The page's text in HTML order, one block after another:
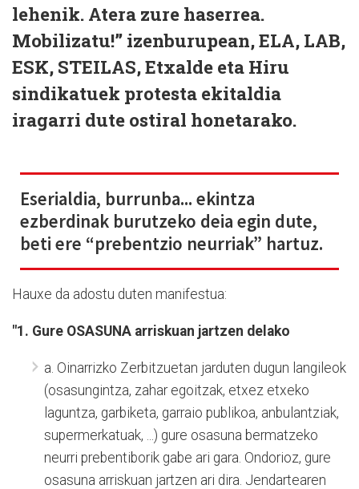
lehenik. Atera zure haserrea.
Mobilizatu!” izenburupean, ELA, LAB,
ESK, STEILAS, Etxalde eta Hiru
sindikatuek protesta ekitaldia
iragarri dute ostiral honetarako.
Eserialdia, burrunba... ekintza
ezberdinak burutzeko deia egin dute,
beti ere “prebentzio neurriak” hartuz.
Hauxe da adostu duten manifestua:
"1. Gure OSASUNA arriskuan jartzen delako
a. Oinarrizko Zerbitzuetan jarduten dugun langileok
(osasungintza, zahar egoitzak, etxez etxeko
laguntza, garbiketa, garraio publikoa, anbulantziak,
supermerkatuak, ...) gure osasuna bermatzeko
neurri prebentiborik gabe ari gara. Ondorioz, gure
osasuna arriskuan jartzen ari dira. Jendartearen